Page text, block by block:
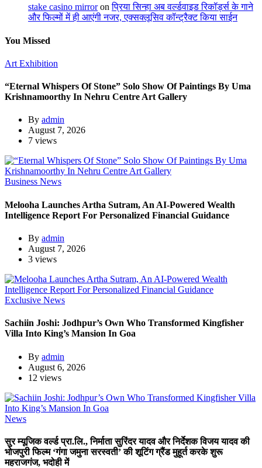
stake casino mirroronप्रिया सिन्हा अब वर्ल्डवाइड रिकॉर्ड्स के गाने
और फिल्मों में ही आएंगी नजर, एक्सक्लूसिव कॉन्ट्रैक्ट किया साईन
You Missed
Art Exhibition
“Eternal Whispers Of Stone” Solo Show Of Paintings By Uma
Krishnamoorthy In Nehru Centre Art Gallery
By admin
August 7, 2026
7 views
Business News
Melooha Launches Artha Sutram, An AI-Powered Wealth
Intelligence Report For Personalized Financial Guidance
By admin
August 7, 2026
3 views
Exclusive News
Sachiin Joshi: Jodhpur’s Own Who Transformed Kingfisher
Villa Into King’s Mansion In Goa
By admin
August 6, 2026
12 views
News
सुर म्यूजिक वर्ल्ड प्रा.लि., निर्माता सुरिंदर यादव और निर्देशक विजय यादव की
भोजपुरी फिल्म ‘गंगा जमुना सरस्वती’ की शूटिंग ग्रैंड मुहूर्त करके शुरू
महराजगंज, भदोही में